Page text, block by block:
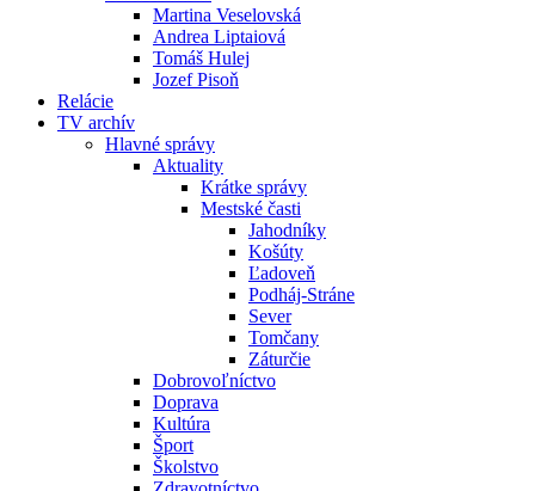
Martina Veselovská
Andrea Liptaiová
Tomáš Hulej
Jozef Pisoň
Relácie
TV archív
Hlavné správy
Aktuality
Krátke správy
Mestské časti
Jahodníky
Košúty
Ľadoveň
Podháj-Stráne
Sever
Tomčany
Záturčie
Dobrovoľníctvo
Doprava
Kultúra
Šport
Školstvo